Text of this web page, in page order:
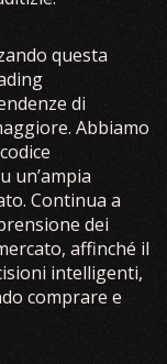
questa
di
Abbiamo
un’ampia
Continua a
dei
affinché il
intelligenti,
comprare e